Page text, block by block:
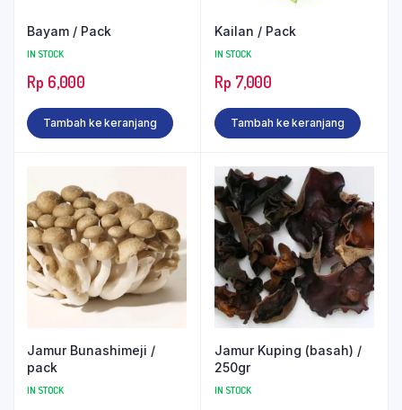
Bayam / Pack
IN STOCK
Rp 6,000
Tambah ke keranjang
Kailan / Pack
IN STOCK
Rp 7,000
Tambah ke keranjang
Jamur Bunashimeji /
pack
IN STOCK
Jamur Kuping (basah) /
250gr
IN STOCK